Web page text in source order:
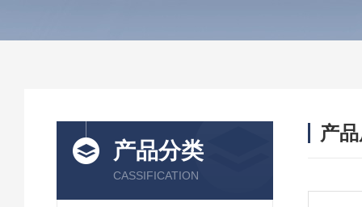
产品分类
CASSIFICATION
产